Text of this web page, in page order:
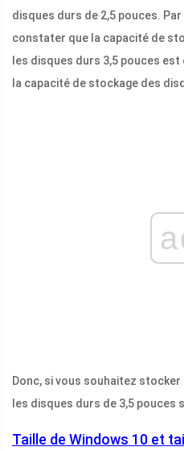
disques durs de 2,5 pouces.
constater que la capacité de
les disques durs 3,5 pouces
la capacité de stockage des
Donc, si vous souhaitez
les disques durs de 3,5 pouces
Taille de Windows 10 et